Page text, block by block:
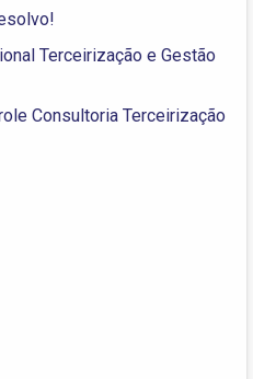
Terceirização e Gestão
Consultoria Terceirização